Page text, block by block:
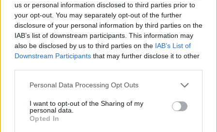
us or personal information disclosed to third parties prior to
your opt-out. You may separately opt-out of the further
disclosure of your personal information by third parties on the
IAB’s list of downstream participants. This information may
also be disclosed by us to third parties on the IAB’s List of
Downstream Participants that may further disclose it to other
Personal Data Processing Opt Outs
I want to opt-out of the Sharing of my
personal data.
Opted In
Město chce podpořit profesionální hasiče
finanční částkou dvě stě tisíc
Martin Poulíček 7. 2. 2020
PŘÍBRAM - Rada města vyhověla žádosti Hasičského záchranného